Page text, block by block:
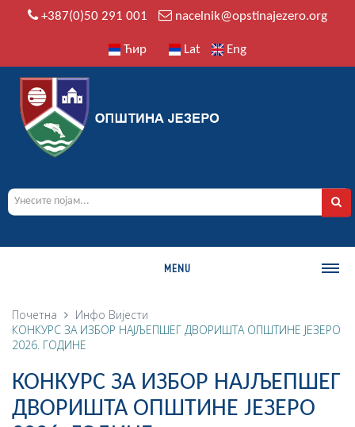
+387(0)50 291 001 nacelnik@opstinajezero.org
Ћир Lat Eng
MENU
О ОПШТИНИ
Историја
Географија
Насељена мјеста
Почетна Инфо Вијести
КОНКУРС ЗА ИЗБОР НАЈЉЕПШЕГ ДВОРИШТА ОПШТИНЕ ЈЕЗЕРО
2026. ГОДИНЕ
КОНКУРС ЗА ИЗБОР НАЈЉЕПШЕГ
ДВОРИШТА ОПШТИНЕ ЈЕЗЕРО